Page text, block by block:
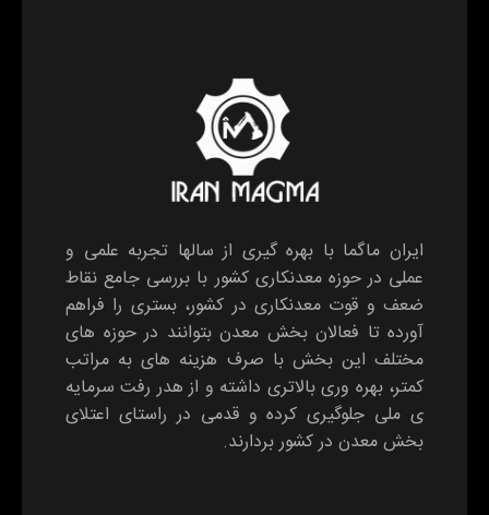
ایران ماگما با بهره گیری از سالها تجربه علمی و
عملی در حوزه معدنکاری کشور با بررسی جامع نقاط
ضعف و قوت معدنکاری در کشور، بستری را فراهم
آورده تا فعالان بخش معدن بتوانند در حوزه های
مختلف این بخش با صرف هزینه های به مراتب
کمتر، بهره وری بالاتری داشته و از هدر رفت سرمایه
ی ملی جلوگیری کرده و قدمی در راستای اعتلای
بخش معدن در کشور بردارند.